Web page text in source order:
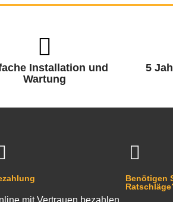
Installation und
Wartung
5
Benötigen